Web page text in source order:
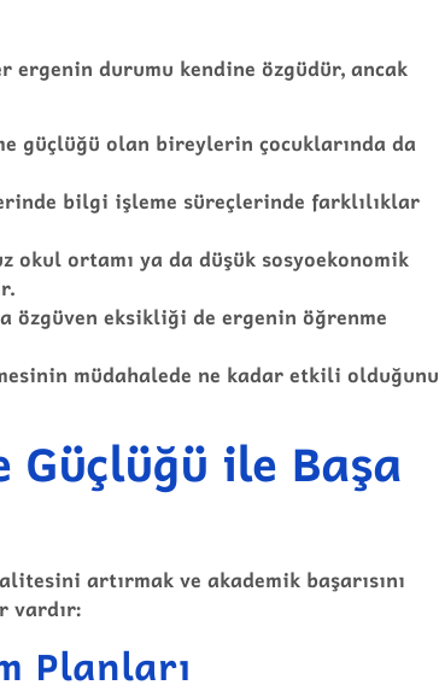
ergenin durumu kendine özgüdür, ancak
güçlüğü olan bireylerin çocuklarında da
bilgi işleme süreçlerinde farklılıklar
okul ortamı ya da düşük sosyoekonomik
özgüven eksikliği de ergenin öğrenme
müdahalede ne kadar etkili olduğunu
Güçlüğü ile Başa
artırmak ve akademik başarısını
vardır:
Planları